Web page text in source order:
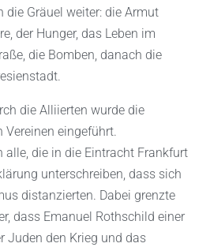
die Gräuel weiter: die Armut
der Hunger, das Leben im
die Bomben, danach die
die Alliierten wurde die
Vereinen eingeführt.
alle, die in die Eintracht Frankfurt
unterschreiben, dass sich
distanzierten. Dabei grenzte
dass Emanuel Rothschild einer
Juden den Krieg und das